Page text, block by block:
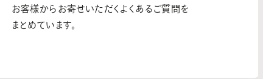
お客様からお寄せいただくよくあるご質問を
まとめています。